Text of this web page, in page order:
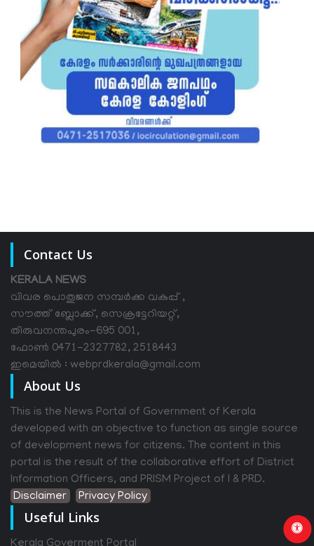
Contact Us
KERALA NEWS
വിവര പൊതുജന സമ്പര്‍ക്ക വകുപ്പ് ,
സൗത്ത് ബ്ലോക്ക്, സെക്രട്ടേറിയറ്റ്,
തിരുവനന്തപുരം-695 001,
ഫോൺ 0471-2327782, 2518443
ഇമെയിൽ : webprdkerala@gmail.com
About Us
This is the News Portal of Government of Kerala
developed with an objective to function as single source
of development news for citizens. The content in this
portal is the result of the collaborative effort of District
Information Officers, and PRISM Project of I & PRD.
Disclaimer
Privacy Policy
Useful Links